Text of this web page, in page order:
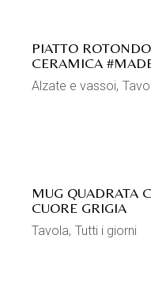
PIATTO
CERAMICA
Alzate e vassoi
MUG QUADRATA
CUORE GRIGIA
Tavola Tutti i giorni